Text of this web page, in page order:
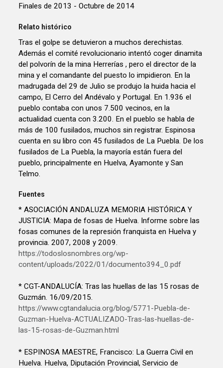
Finales de 2013 - Octubre de 2014
Relato histórico
Tras el golpe se detuvieron a muchos derechistas.
Además el comité revolucionario intentó coger dinamita
del polvorín de la mina Herrerías , pero el director de la
mina y el comandante del puesto lo impidieron. En la
madrugada del 29 de Julio se produjo la huida hacia el
campo, El Cerro del Andévalo y Portugal. En 1.936 el
pueblo contaba con unos 7.500 vecinos, en la
actualidad cuenta con 3.200. En el pueblo se habla de
más de 100 fusilados, muchos sin registrar. Espinosa
cuenta en su libro con 45 fusilados de La Puebla. De los
fusilados de La Puebla, la mayoría están fuera del
pueblo, principalmente en Huelva, Ayamonte y San
Telmo.
Fuentes
* ASOCIACIÓN ANDALUZA MEMORIA HISTÓRICA Y
JUSTICIA: Mapa de fosas de Huelva. Informe sobre las
fosas comunes de la represión franquista en Huelva y
provincia. 2007, 2008 y 2009.
https://todoslosnombres.org/wp-
content/uploads/2022/01/documento394_0.pdf
* CGT-ANDALUCÍA: Tras las huellas de las 15 rosas de
Guzmán. 16/09/2015.
https://www.cgtandalucia.org/blog/5771-Puebla-de-
Guzman-Huelva-ACTUALIZADO-Tras-las-huellas-de-
las-15-rosas-de-Guzman.html
* ESPINOSA MAESTRE, Francisco: La Guerra Civil en
Huelva. Huelva, Diputación Provincial, Servicio de